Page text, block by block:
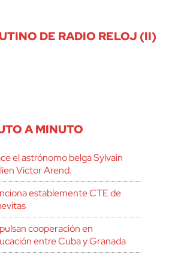
DE RADIO RELOJ (II)
A MINUTO
el astrónomo belga Sylvain
Victor Arend.
establemente CTE de
cooperación en
entre Cuba y Granada